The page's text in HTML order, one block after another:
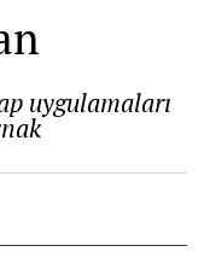
uygulamaları